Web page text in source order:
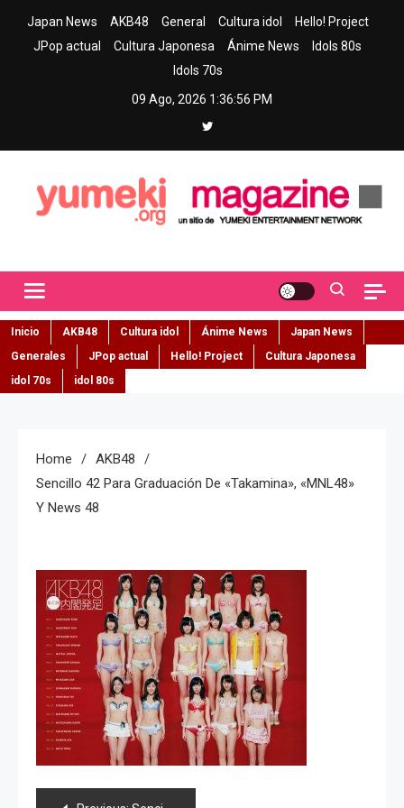
Japan News AKB48 General Cultura idol
Hello! Project
JPop actual
Cultura Japonesa Ánime News
Idols 80s
Idols 70s
09 Ago, 2026 1:36:57 PM
Inicio AKB48 Cultura idol Ánime News
Japan News
Generales
JPop actual Hello! Project
Cultura Japonesa
idol 70s
idol 80s
Home
AKB48
Sencillo 42 Para Graduación De «Takamina», «MNL48»
Y News 48